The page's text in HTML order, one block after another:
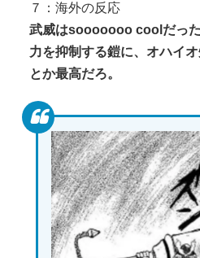
７：海外の反応
武威はsooooooo coolだった
力を抑制する鎧に、オハイ
とか最高だろ。